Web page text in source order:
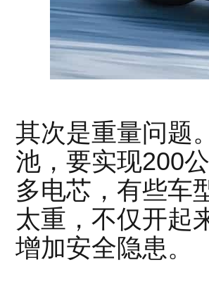
其次是重量问题
池，要实现200
多电芯，有些车
太重，不仅开起
增加安全隐患。